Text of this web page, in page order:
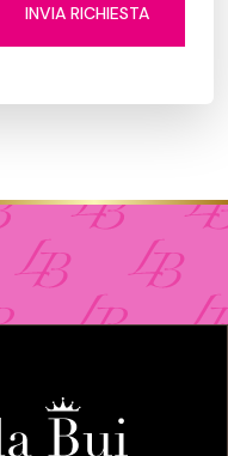
INVIA RICHIESTA